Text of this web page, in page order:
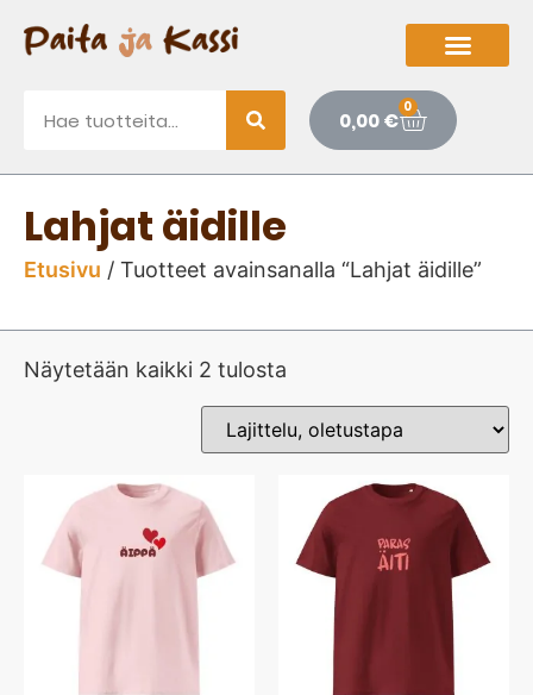
0,00€
0
Lahjat äidille
Etusivu / Tuotteet avainsanalla “Lahjat äidille”
Näytetään kaikki 2 tulosta